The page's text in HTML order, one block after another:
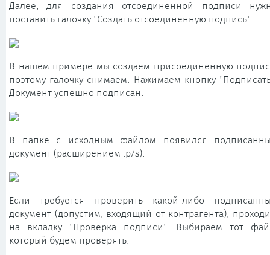
Далее, для создания отсоединенной подписи
поставить галочку "Создать отсоединенную подпись".
В нашем примере мы создаем присоединенную
поэтому галочку снимаем. Нажимаем кнопку
Документ успешно подписан.
В папке с исходным файлом появился
документ (расширением .p7s).
Если требуется проверить какой-либо
документ (допустим, входящий от контрагента),
на вкладку "Проверка подписи". Выбираем тот
который будем проверять.